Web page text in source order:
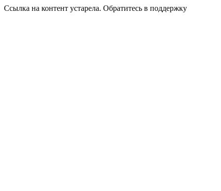
Ссылка на контент устарела. Обратитесь в поддержку